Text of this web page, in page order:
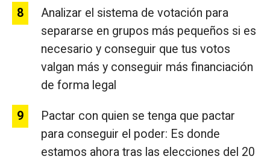
Analizar el sistema de votación para
separarse en grupos más pequeños si es
necesario y conseguir que tus votos
valgan más y conseguir más financiación
de forma legal
Pactar con quien se tenga que pactar
para conseguir el poder: Es donde
estamos ahora tras las elecciones del 20